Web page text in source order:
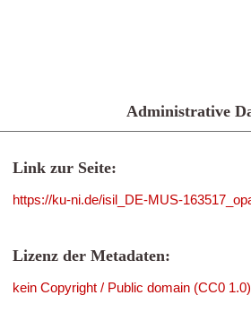
Administrative
Link zur Seite:
https://ku-ni.de/isil_DE-MUS-
Lizenz der Metadaten:
kein Copyright / Public domain (CC0 1.0)